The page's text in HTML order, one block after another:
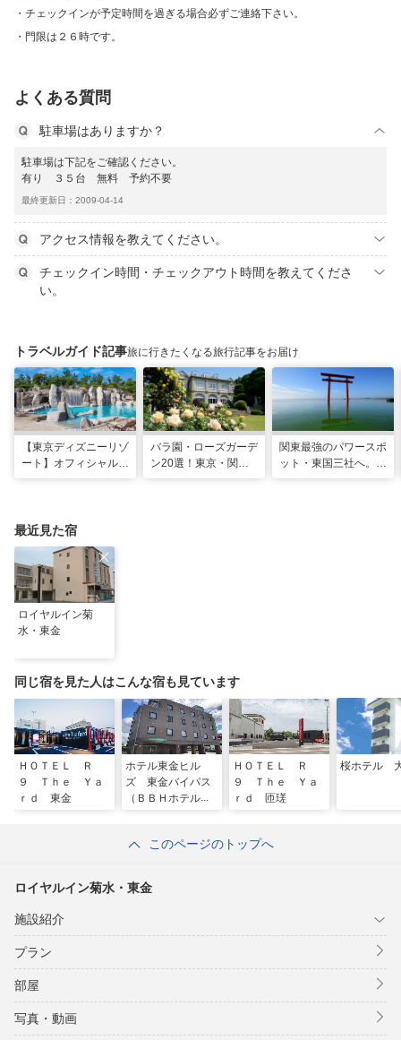
チェックインが予定時間を過ぎる場合必ずご連絡下さい。
門限は２６時です。
よくある質問
駐車場はありますか？
駐車場は下記をご確認ください。
有り ３５台 無料 予約不要
最終更新日：2009-04-14
アクセス情報を教えてください。
チェックイン時間・チェックアウト時間を教えてくださ
い。
トラベルガイド記事旅に行きたくなる旅行記事をお届け
【東京ディズニーリゾ
ート】オフィシャル・
バラ園・ローズガーデ
ン20選！東京・関東
関東最強のパワースポ
ット・東国三社へ。初
最近見た宿
ロイヤルイン菊
水・東金
同じ宿を見た人はこんな宿も見ています
ＨＯＴＥＬ Ｒ
９ Ｔｈｅ Ｙａ
ｒｄ 東金
ホテル東金ヒル
ズ 東金バイパス
（ＢＢＨホテルグ
ＨＯＴＥＬ Ｒ
９ Ｔｈｅ Ｙａ
ｒｄ 匝瑳
桜ホテル
このページのトップへ
ロイヤルイン菊水・東金
施設紹介
プラン
部屋
写真・動画